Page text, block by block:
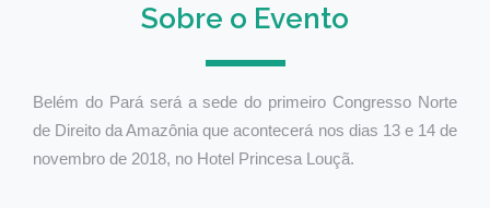
Sobre o Evento
Belém do Pará será a sede do primeiro Congresso Norte
de Direito da Amazônia que acontecerá nos dias 13 e 14 de
novembro de 2018, no Hotel Princesa Louçã.